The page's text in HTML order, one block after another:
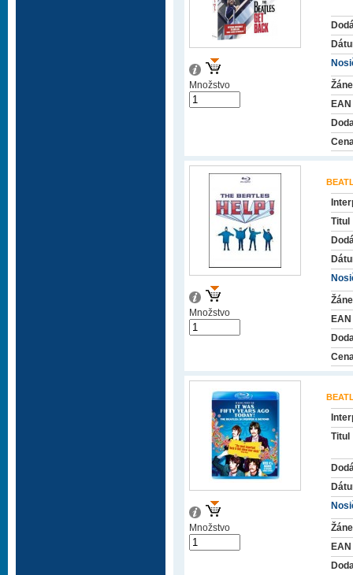
EAN
Množstvo
Titul
EAN
Množstvo
Titul
EAN
Množstvo